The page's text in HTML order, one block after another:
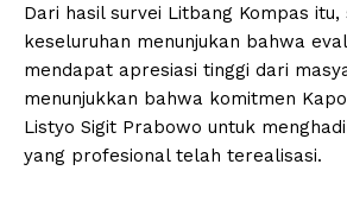
Dari hasil survei Litbang Kompas itu,
keseluruhan menunjukan bahwa
mendapat apresiasi tinggi dari
menunjukkan bahwa komitmen
Listyo Sigit Prabowo untuk
yang profesional telah terealisasi.